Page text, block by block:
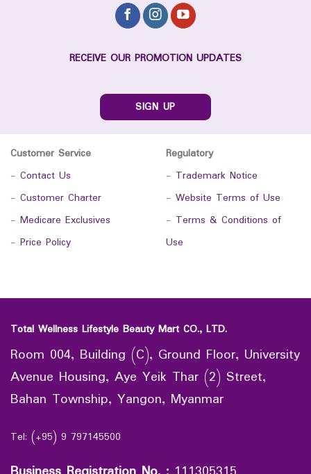
RECEIVE OUR PROMOTION UPDATES
SIGN UP
Customer Service
- Contact Us
- Customer Charter
- Medicare Exclusives
- Price Policy
Regulatory
- Trademark Notice
- Website Terms of Use
- Terms & Conditions of
Use
Total Wellness Lifestyle Beauty Mart CO., LTD.
Room 004, Building (C), Ground Floor, University
Avenue Housing, Aye Yeik Thar (2) Street,
Bahan Township, Yangon, Myanmar
Tel: (+95) 9 797145500